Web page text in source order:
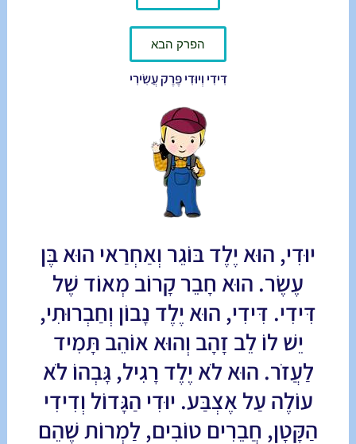
הפרק הבא
דִּידִי וְיוּדִי פֶּרֶק עֲשִׂירִי
יוּדִי, הוּא יֶלֶד בּוֹגֵר וְאַחְרַאי הוּא בֶּן
עֶשֶׂר. הוּא חָבֵר קָרוֹב מְאוֹד שֶׁל
דִּידִי. דִּידִי, הוּא יֶלֶד נָבוֹן וְחַבְרוּתִי,
יֵשׁ לוֹ לֵב זָהָב וְהוּא אוֹהֵב תָּמִיד
לַעֲזֹר. הוּא לֹא יֶלֶד רָגִיל, גָּבְהוֹ לֹא
עוֹלֶה עַל אֶצְבַּע. יוּדִי הַגָּדוֹל וְדִידִי
הַקָּטָן, חֲבֵרִים טוֹבִים, לַמְרוֹת שֶׁהֵם